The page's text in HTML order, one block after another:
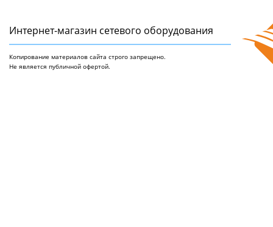
Интернет-магазин сетeвого оборудования
Копирование материалов сайта строго запрещено.
Не является публичной офертой.